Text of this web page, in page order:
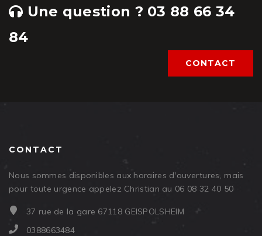
Une question ? 03 88 66 34
84
CONTACT
CONTACT
Nous sommes disponibles aux horaires d'ouvertures, mais
pour toute urgence appelez Christian au 06 08 32 40 50
37 rue de la gare 67118 GEISPOLSHEIM
0388663484